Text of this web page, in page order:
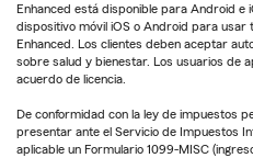
Enhanced está disponible para Android e
dispositivo móvil iOS o Android para usar
Enhanced. Los clientes deben aceptar
sobre salud y bienestar. Los usuarios de
acuerdo de licencia.
De conformidad con la ley de impuestos
presentar ante el Servicio de Impuestos
aplicable un Formulario 1099-MISC